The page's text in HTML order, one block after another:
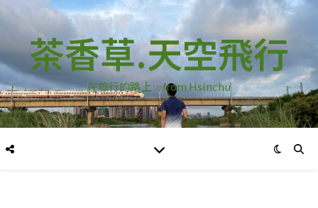
茶香草.天空飛行
在旅行的路上…from Hsinchu